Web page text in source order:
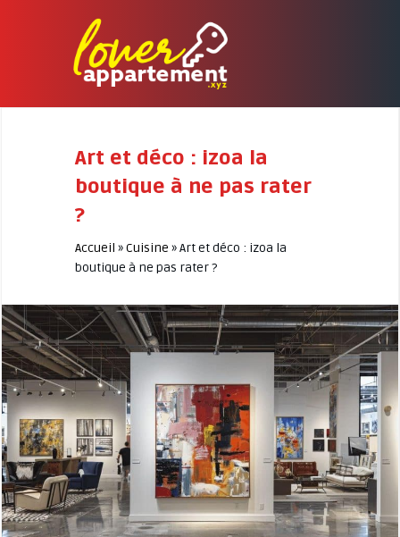
Art et déco : izoa la
boutique à ne pas rater
?
Accueil »Cuisine »Art et déco : izoa la
boutique à ne pas rater ?